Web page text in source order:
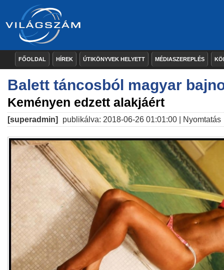
FŐOLDAL HÍREK ÚTIKÖNYVEK HELYETT MÉDIASZEREPLÉS
Balett táncosból magyar
Keményen edzett alakjáért
[superadmin] publikálva: 2018-06-26 01:01:00 | Nyomtatás